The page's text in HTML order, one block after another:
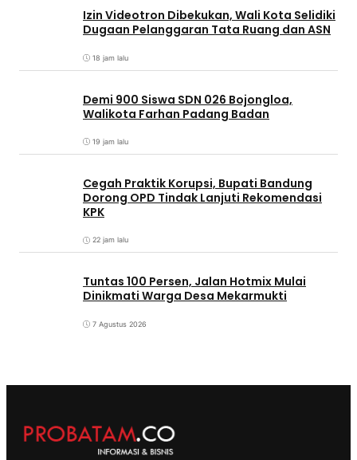
Izin Videotron Dibekukan, Wali Kota Selidiki
Dugaan Pelanggaran Tata Ruang dan ASN
18 jam lalu
Demi 900 Siswa SDN 026 Bojongloa,
Walikota Farhan Padang Badan
19 jam lalu
Cegah Praktik Korupsi, Bupati Bandung
Dorong OPD Tindak Lanjuti Rekomendasi
KPK
22 jam lalu
Tuntas 100 Persen, Jalan Hotmix Mulai
Dinikmati Warga Desa Mekarmukti
7 Agustus 2026